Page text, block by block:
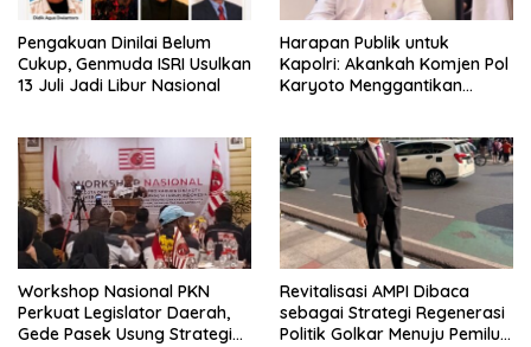
Pengakuan Dinilai Belum
Cukup, Genmuda ISRI Usulkan
13 Juli Jadi Libur Nasional
Harapan Publik untuk
Kapolri: Akankah Komjen Pol
Karyoto Menggantikan
Workshop Nasional PKN
Perkuat Legislator Daerah,
Gede Pasek Usung Strategi
Revitalisasi AMPI Dibaca
sebagai Strategi Regenerasi
Politik Golkar Menuju Pemilu